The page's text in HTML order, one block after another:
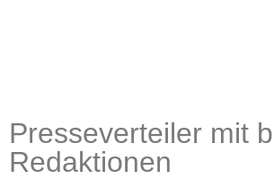
Presseverteiler mit
Redaktionen